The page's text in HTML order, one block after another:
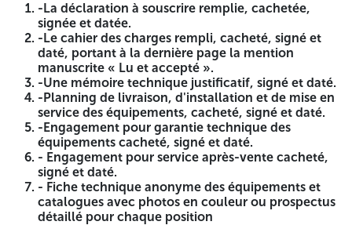
Lot N° 01 :Équipements d'outillage pour conception de
maquettes et prototypes
Lot N° 02 :Équipements pour Conception et
développement électronique
Le présent avis d'appel d'offres national ouvert avec
exigence de capacités minimales est destiné à tous les
opérateurs économiques - personnes physiques et
morales- qui répondent aux conditions suivantes :
Capacités professionnelles :
Le soumissionnaire doit
exercer l'activité de Fabricant, Importateur et revendeur en
gros ou détail, disposant d'un registre de commerce
électronique dont les immatriculations sont principales ou
-La déclaration à souscrire remplie, cachetée,
signée et datée.
-Le cahier des charges rempli, cacheté, signé et
daté, portant à la dernière page la mention
manuscrite « Lu et accepté ».
-Une mémoire technique justificatif, signé et daté.
-Planning de livraison, d'installation et de mise en
service des équipements, cacheté, signé et daté.
-Engagement pour garantie technique des
équipements cacheté, signé et daté.
- Engagement pour service après-vente cacheté,
signé et daté.
- Fiche technique anonyme des équipements et
catalogues avec photos en couleur ou prospectus
détaillé pour chaque position